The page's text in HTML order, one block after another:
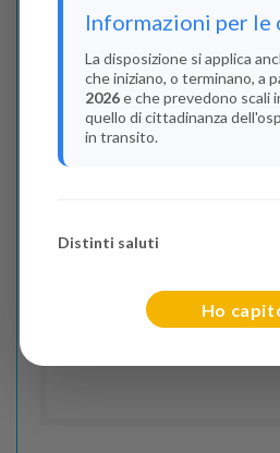
Indica il numero dei
Junior(Da 13 a 17 anni)
0
(Da 0 a 2 anni)
Informazioni per le
La disposizione si applica
che iniziano, o terminano, a
2026e che prevedono scali
quello di cittadinanza
in transito.
Distinti saluti
Ho